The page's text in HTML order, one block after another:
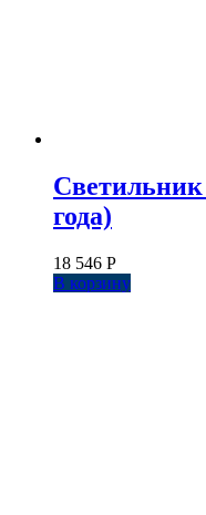
года)
18 546 Р
В корзину